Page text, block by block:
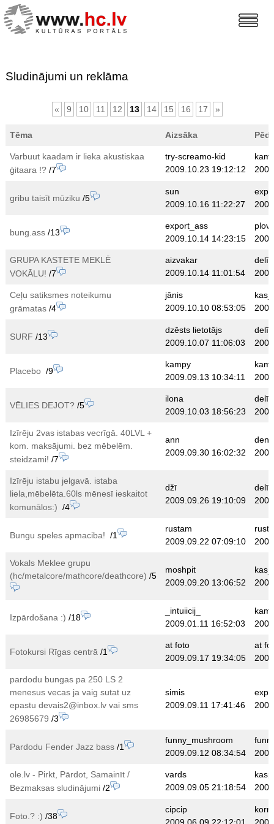
Sludinājumi un reklāma
« 9 10 11 12 13 14 15 16 17 »
Tēma Aizsāka
Varbuut kaadam ir lieka akustiskaa
ģitaara !?/7
try-screamo-kid
2009.10.23 19:12:12
gribu taisīt mūziku /5
sun
2009.10.16 11:22:27
bung.ass/13
export_ass
2009.10.14 14:23:15
plovs
GRUPA KASTETE MEKLĒ
VOKĀLU! /7
aizvakar
2009.10.14 11:01:54
Ceļu satiksmes noteikumu
grāmatas/4
jānis
2009.10.10 08:53:05
SURF /13
dzēsts lietotājs
2009.10.07 11:06:03
Placebo /9
kampy
2009.09.13 10:34:11
VĒLIES DEJOT?/5
ilona
2009.10.03 18:56:23
Izīrēju 2vas istabas vecrīgā. 40LVL +
kom. maksājumi. bez mēbelēm.
steidzami! /7
ann
2009.09.30 16:02:32
Izīrēju istabu jelgavā. istaba
liela,mēbelēta.60ls mēnesī ieskaitot
komunālos:) /4
džī
2009.09.26 19:10:09
Bungu speles apmaciba! /1
rustam
2009.09.22 07:09:10
Vokals Meklee grupu
(hc/metalcore/mathcore/deathcore) /5
moshpit
2009.09.20 13:06:52
Izpārdošana :) /18
_intuiicij_
2009.01.11 16:52:03
Fotokursi Rīgas centrā /1
at foto
2009.09.17 19:34:05
at
pardodu bungas pa 250 LS 2
menesus vecas ja vaig sutat uz
epastu devais2@inbox.lv vai sms
26985679 /3
simis
2009.09.11 17:41:46
Pardodu Fender Jazz bass/1
funny_mushroom
2009.09.12 08:34:54
ole.lv - Pirkt, Pārdot, Samainīt /
Bezmaksas sludinājumi/2
vards
2009.09.05 21:18:54
Foto.? :) /38
cipcip